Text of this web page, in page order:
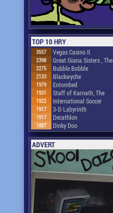
TOP 10 HRY
3557 Vegas Casino II
2398 Great Giana Sisters , The
2275 Bubble Bobble
2133 Blackwyche
1979 Entombed
1931 Staff of Karnath, The
1922 International Soccer
1917 3-D Labyrinth
1917 Decathlon
1887 Dinky Doo
ADVERT